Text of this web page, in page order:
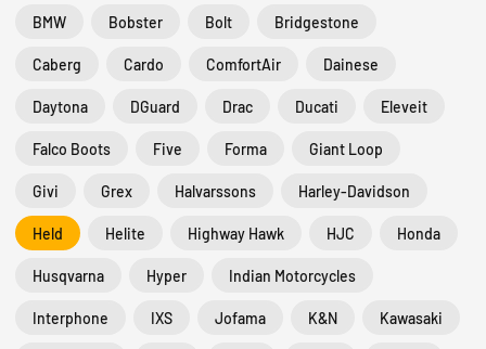
BMW Bobster Bolt Bridgestone
Caberg Cardo ComfortAir Dainese
Daytona DGuard Drac Ducati Eleveit
Falco Boots Five Forma Giant Loop
Givi Grex Halvarssons Harley-Davidson
Held Helite Highway Hawk HJC Honda
Husqvarna Hyper Indian Motorcycles
Interphone IXS Jofama K&N Kawasaki